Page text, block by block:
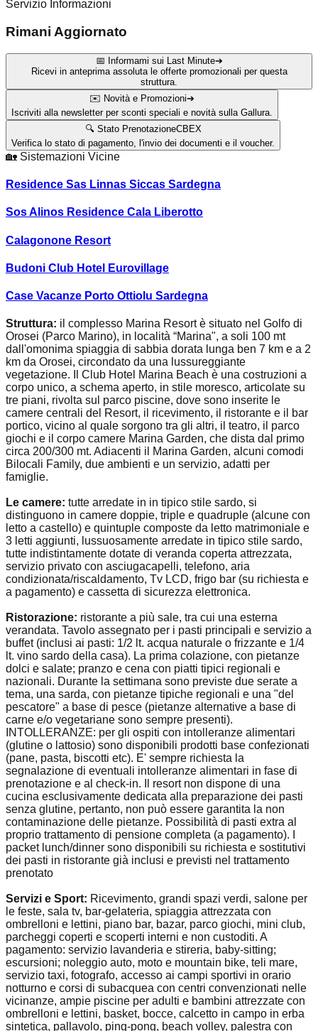
Servizio Informazioni
Rimani Aggiornato
📅 Informami sui Last Minute➔
Ricevi in anteprima assoluta le offerte promozionali per questa
struttura.
✉️ Novità e Promozioni➔
Iscriviti alla newsletter per sconti speciali e novità sulla Gallura.
🔍 Stato PrenotazioneCBEX
Verifica lo stato di pagamento, l'invio dei documenti e il voucher.
🏡 Sistemazioni Vicine
Residence Sas Linnas Siccas Sardegna
Sos Alinos Residence Cala Liberotto
Calagonone Resort
Budoni Club Hotel Eurovillage
Case Vacanze Porto Ottiolu Sardegna
Struttura: il complesso Marina Resort è situato nel Golfo di
Orosei (Parco Marino), in località “Marina", a soli 100 mt
dall'omonima spiaggia di sabbia dorata lunga ben 7 km e a 2
km da Orosei, circondato da una lussureggiante
vegetazione. Il Club Hotel Marina Beach è una costruzioni a
corpo unico, a schema aperto, in stile moresco, articolate su
tre piani, rivolta sul parco piscine, dove sono inserite le
camere centrali del Resort, il ricevimento, il ristorante e il bar
portico, vicino al quale sorgono tra gli altri, il teatro, il parco
giochi e il corpo camere Marina Garden, che dista dal primo
circa 200/300 mt. Adiacenti il Marina Garden, alcuni comodi
Bilocali Family, due ambienti e un servizio, adatti per
famiglie.
Le camere: tutte arredate in in tipico stile sardo, si
distinguono in camere doppie, triple e quadruple (alcune con
letto a castello) e quintuple composte da letto matrimoniale e
3 letti aggiunti, lussuosamente arredate in tipico stile sardo,
tutte indistintamente dotate di veranda coperta attrezzata,
servizio privato con asciugacapelli, telefono, aria
condizionata/riscaldamento, Tv LCD, frigo bar (su richiesta e
a pagamento) e cassetta di sicurezza elettronica.
Ristorazione: ristorante a più sale, tra cui una esterna
verandata. Tavolo assegnato per i pasti principali e servizio a
buffet (inclusi ai pasti: 1/2 lt. acqua naturale o frizzante e 1/4
lt. vino sardo della casa). La prima colazione, con pietanze
dolci e salate; pranzo e cena con piatti tipici regionali e
nazionali. Durante la settimana sono previste due serate a
tema, una sarda, con pietanze tipiche regionali e una "del
pescatore" a base di pesce (pietanze alternative a base di
carne e/o vegetariane sono sempre presenti).
INTOLLERANZE: per gli ospiti con intolleranze alimentari
(glutine o lattosio) sono disponibili prodotti base confezionati
(pane, pasta, biscotti etc). E' sempre richiesta la
segnalazione di eventuali intolleranze alimentari in fase di
prenotazione e al check-in. Il resort non dispone di una
cucina esclusivamente dedicata alla preparazione dei pasti
senza glutine, pertanto, non può essere garantita la non
contaminazione delle pietanze. Possibilità di pasti extra al
proprio trattamento di pensione completa (a pagamento). I
packet lunch/dinner sono disponibili su richiesta e sostitutivi
dei pasti in ristorante già inclusi e previsti nel trattamento
prenotato
Servizi e Sport: Ricevimento, grandi spazi verdi, salone per
le feste, sala tv, bar-gelateria, spiaggia attrezzata con
ombrelloni e lettini, piano bar, bazar, parco giochi, mini club,
parcheggi coperti e scoperti interni e non custoditi. A
pagamento: servizio lavanderia e stireria, baby-sitting;
escursioni; noleggio auto, moto e mountain bike, teli mare,
servizio taxi, fotografo, accesso ai campi sportivi in orario
notturno e corsi di subacquea con centri convenzionati nelle
vicinanze, ampie piscine per adulti e bambini attrezzate con
ombrelloni e lettini, basket, bocce, calcetto in campo in erba
sintetica, pallavolo, ping-pong, beach volley, palestra con